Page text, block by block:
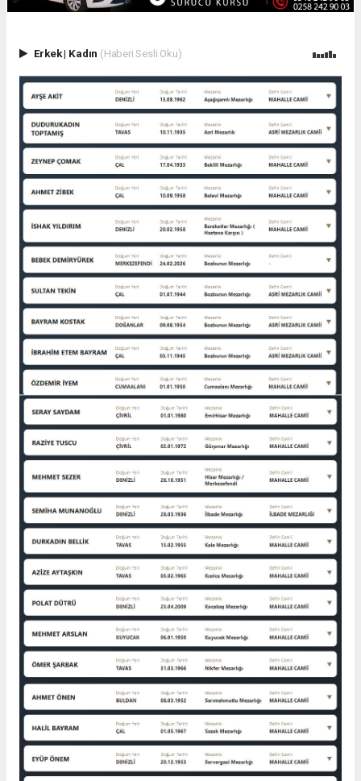
Erkek| Kadın (Haberi Sesli Oku)